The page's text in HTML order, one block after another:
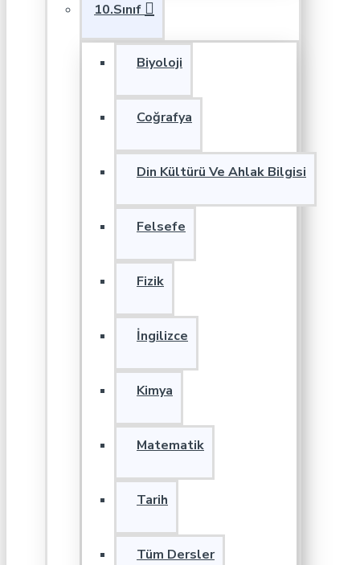
10.Sınıf
Biyoloji
Coğrafya
Din Kültürü Ve Ahlak Bilgisi
Felsefe
Fizik
İngilizce
Kimya
Matematik
Tarih
Tüm Dersler